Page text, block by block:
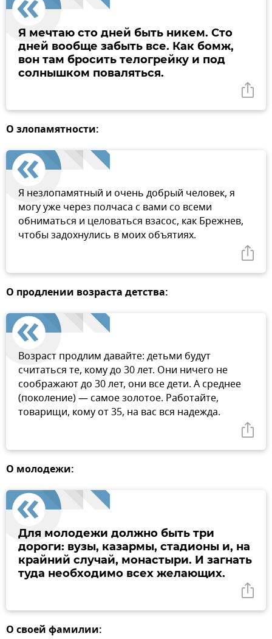
Я мечтаю сто дней быть никем. Сто
дней вообще забыть все. Как бомж,
вон там бросить телогрейку и под
солнышком поваляться.
О злопамятности:
Я незлопамятный и очень добрый человек, я
могу уже через полчаса с вами со всеми
обниматься и целоваться взасос, как Брежнев,
чтобы задохнулись в моих объятиях.
О продлении возраста детства:
Возраст продлим давайте: детьми будут
считаться те, кому до 30 лет. Они ничего не
соображают до 30 лет, они все дети. А среднее
(поколение) — самое золотое. Работайте,
товарищи, кому от 35, на вас вся надежда.
О молодежи:
Для молодежи должно быть три
дороги: вузы, казармы, стадионы и, на
крайний случай, монастыри. И загнать
туда необходимо всех желающих.
О своей фамилии: